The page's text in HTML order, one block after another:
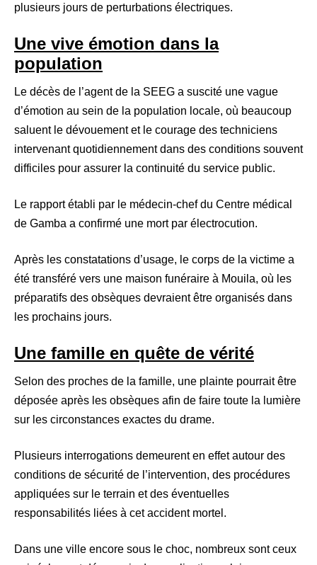
plusieurs jours de perturbations électriques.
Une vive émotion dans la
population
Le décès de l’agent de la SEEG a suscité une vague
d’émotion au sein de la population locale, où beaucoup
saluent le dévouement et le courage des techniciens
intervenant quotidiennement dans des conditions souvent
difficiles pour assurer la continuité du service public.
Le rapport établi par le médecin-chef du Centre médical
de Gamba a confirmé une mort par électrocution.
Après les constatations d’usage, le corps de la victime a
été transféré vers une maison funéraire à Mouila, où les
préparatifs des obsèques devraient être organisés dans
les prochains jours.
Une famille en quête de vérité
Selon des proches de la famille, une plainte pourrait être
déposée après les obsèques afin de faire toute la lumière
sur les circonstances exactes du drame.
Plusieurs interrogations demeurent en effet autour des
conditions de sécurité de l’intervention, des procédures
appliquées sur le terrain et des éventuelles
responsabilités liées à cet accident mortel.
Dans une ville encore sous le choc, nombreux sont ceux